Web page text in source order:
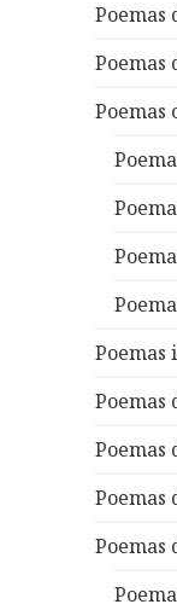
Poemas
Poemas
Poemas
Poemas
Poemas
Poemas
Poemas
Poemas